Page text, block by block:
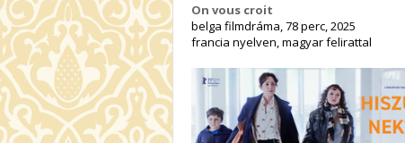
On vous croit
belga filmdráma, 78 perc, 2025
francia nyelven, magyar felirattal